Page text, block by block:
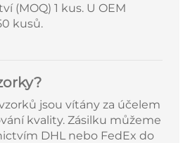
(MOQ) 1 kus. U OEM
kusů.
jsou vítány za účelem
kvality. Zásilku můžeme
DHL nebo FedEx do